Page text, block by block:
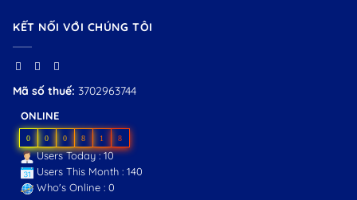
KẾT NỐI VỚI CHÚNG TÔI
Mã số thuế: 3702963744
ONLINE
0 0 0 8 1 8
Users Today : 10
Users This Month : 140
Who's Online : 0